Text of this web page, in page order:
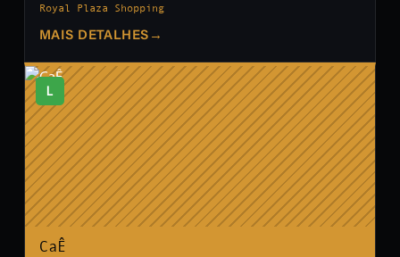
Royal Plaza Shopping
MAIS DETALHES →
L
CaÊ